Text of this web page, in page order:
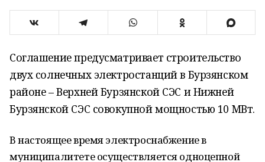
Соглашение предусматривает строительство
двух солнечных электростанций в Бурзянском
районе – Верхней Бурзянской СЭС и Нижней
Бурзянской СЭС совокупной мощностью 10 МВт.
В настоящее время электроснабжение в
муниципалитете осуществляется одноцепной